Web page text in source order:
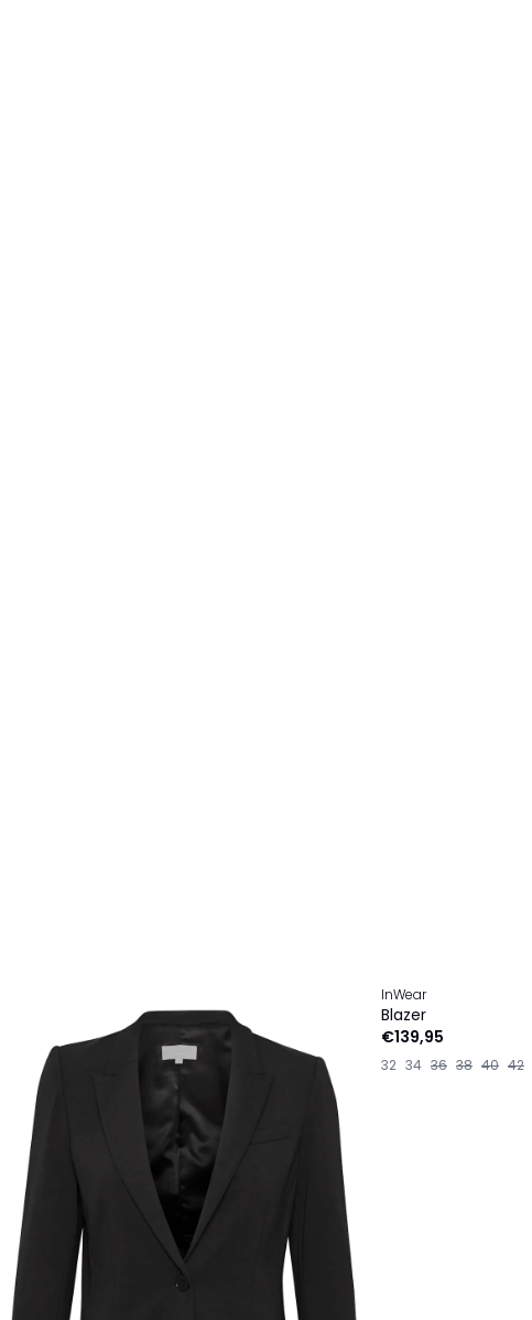
InWear
Blazer
€139,95
32 34 36 38 40 42